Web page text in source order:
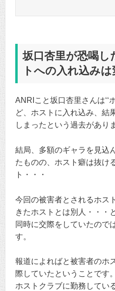
坂口杏里が恐喝し
トへの入れ込み
ANRIこと坂口杏里さんは‘‘
ど、ホストに入れ込み、結
しまったという過去があり
結局、多額のギャラを見込
たものの、ホスト癖は抜け
ト・・・
今回の被害者とされるホス
きたホストとは別人・・・
同時に交際をしていたので
す。
報道によればと被害者のホ
際していたということです
ホストクラブに勤務してい